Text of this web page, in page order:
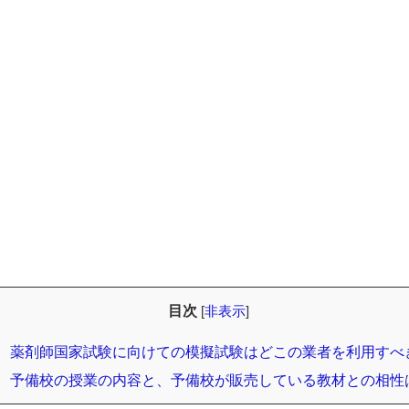
目次 [非表示]
剤師国家試験に向けての模擬試験はどこの業者を利用すべ
備校の授業の内容と、予備校が販売している教材との相性